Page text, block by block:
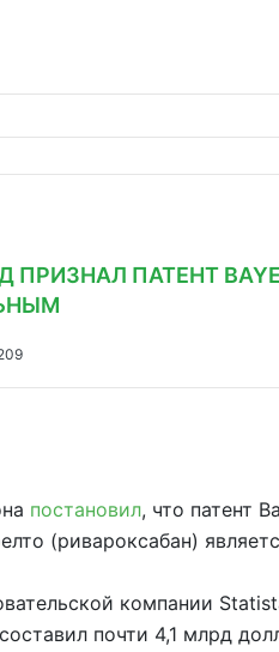
ПРИЗНАЛ ПАТЕНТ
постановил, что патент
(ривароксабан)
компании
почти 4,1 млрд